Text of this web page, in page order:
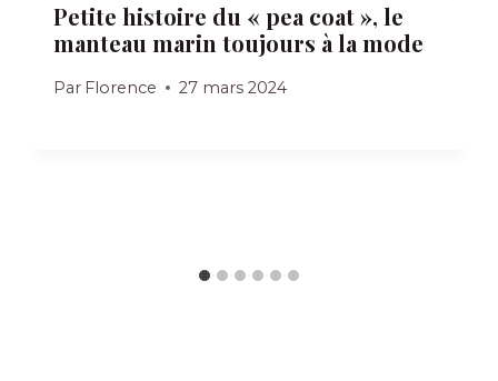
Petite histoire du « pea coat », le
manteau marin toujours à la mode
Par Florence 27 mars 2024